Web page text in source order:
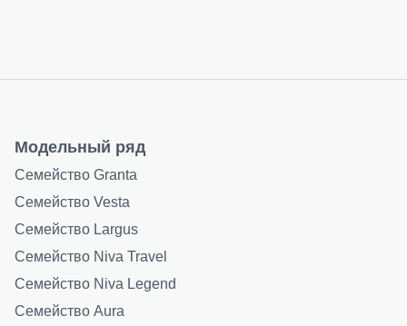
Модельный ряд
Семейство Granta
Семейство Vesta
Семейство Largus
Семейство Niva Travel
Семейство Niva Legend
Семейство Aura